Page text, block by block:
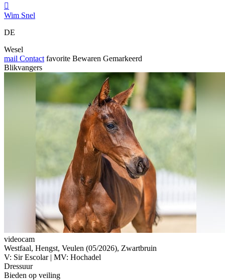

Wim Snel
DE
Wesel
mail Contact favorite Bewaren Gemarkeerd
Blikvangers
videocam
Westfaal, Hengst, Veulen (05/2026), Zwartbruin
V: Sir Escolar | MV: Hochadel
Dressuur
Bieden op veiling